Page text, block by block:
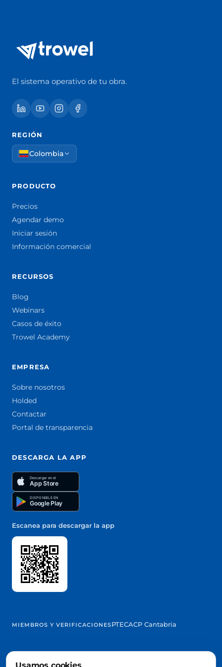
El sistema operativo de tu obra.
REGIÓN
Colombia
PRODUCTO
Precios
Agendar demo
Iniciar sesión
Información comercial
RECURSOS
Blog
Webinars
Casos de éxito
Trowel Academy
EMPRESA
Sobre nosotros
Holded
Contactar
Portal de transparencia
DESCARGA LA APP
Descargar en el
App Store
DISPONIBLE EN
Google Play
Escanea para descargar la app
MIEMBROS Y VERIFICACIONESPTECACP Cantabria